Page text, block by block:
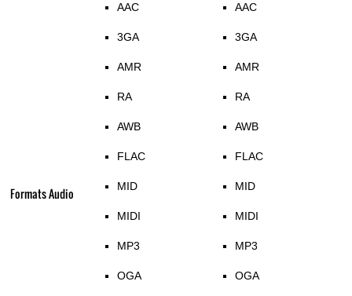
Formats Audio
AAC
3GA
AMR
RA
AWB
FLAC
MID
MIDI
MP3
OGA
AAC
3GA
AMR
RA
AWB
FLAC
MID
MIDI
MP3
OGA